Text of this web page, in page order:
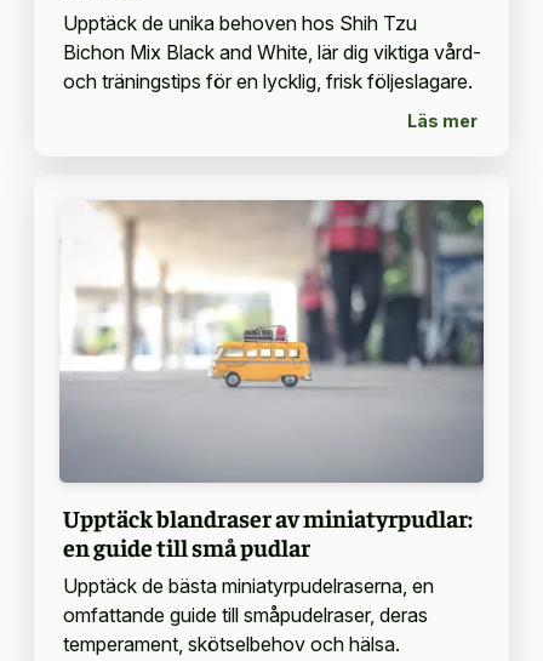
Upptäck de unika behoven hos Shih Tzu
Bichon Mix Black and White, lär dig viktiga vård-
och träningstips för en lycklig, frisk följeslagare.
Läs mer
Upptäck blandraser av miniatyrpudlar:
en guide till små pudlar
Upptäck de bästa miniatyrpudelraserna, en
omfattande guide till småpudelraser, deras
temperament, skötselbehov och hälsa.